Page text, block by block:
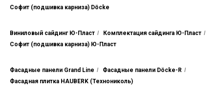
Софит (подшивка карниза) Döcke
Виниловый сайдинг Ю-Пласт / Комплектация сайдинга Ю-Пласт /
Софит (подшивка карниза) Ю-Пласт
Фасадные панели Grand Line / Фасадные панели Döcke-R /
Фасадная плитка HAUBERK (Технониколь)